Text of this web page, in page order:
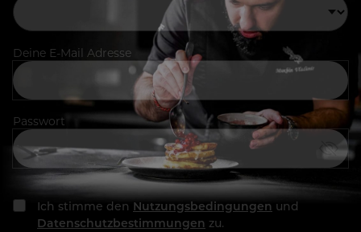
Deine E-Mail Adresse
Passwort
Ich stimme den Nutzungsbedingungen und
Datenschutzbestimmungen zu.